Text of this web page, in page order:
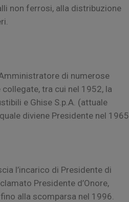
non ferrosi, alla distribuzione
di numerose
tra cui nel 1952, la
e Ghise S.p.A. (attuale
diviene Presidente nel 1965.
l’incarico di Presidente di
Presidente d’Onore,
alla scomparsa nel 1996.